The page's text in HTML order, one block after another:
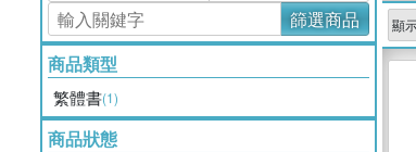
篩選商品
商品類型
繁體書(1)
商品狀態
顯